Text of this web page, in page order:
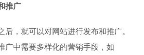
推广
后，就可以对网站进行发布和推广。
广中需要多样化的营销手段，如